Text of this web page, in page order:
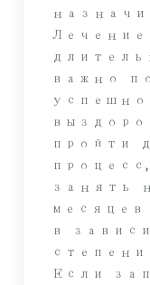
важно
пройти
занять
в
Если